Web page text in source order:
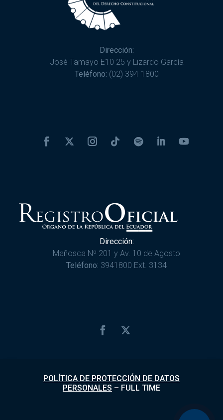
Dirección:
José Tamayo E10 25 y Lizardo García
Teléfono: (02) 394-1800
Dirección:
Mañosca Nº 201 y Av. 10 de Agosto
Teléfono: 3941800 Ext. 3134
POLÍTICA DE PROTECCIÓN DE DATOS
PERSONALES – FULL TIME